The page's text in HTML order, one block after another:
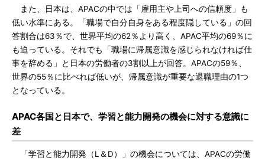
また、日本は、APACの中では「雇用主や上司への信頼度」も
低い水準にある。「職場で自分自身をある程度隠している」の回
答割合は63％で、世界平均の62％より高く、APAC平均の69％に
も迫っている。それでも「職場に帰属意識を感じられなければ仕
事を辞める」と日本の労働者の3割以上が回答。APACの59％、
世界の55％に比べれば低いが、帰属意識が重要な退職理由の1つ
となっている。
APAC各国と日本で、学習と能力開発の機会に対する意識に
差
「学習と能力開発（L＆D）」の機会については、APACの労働